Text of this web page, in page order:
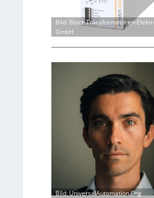
Bild: Block Transformatoren-
GmbH
Bild: UniversalAutomation.Org